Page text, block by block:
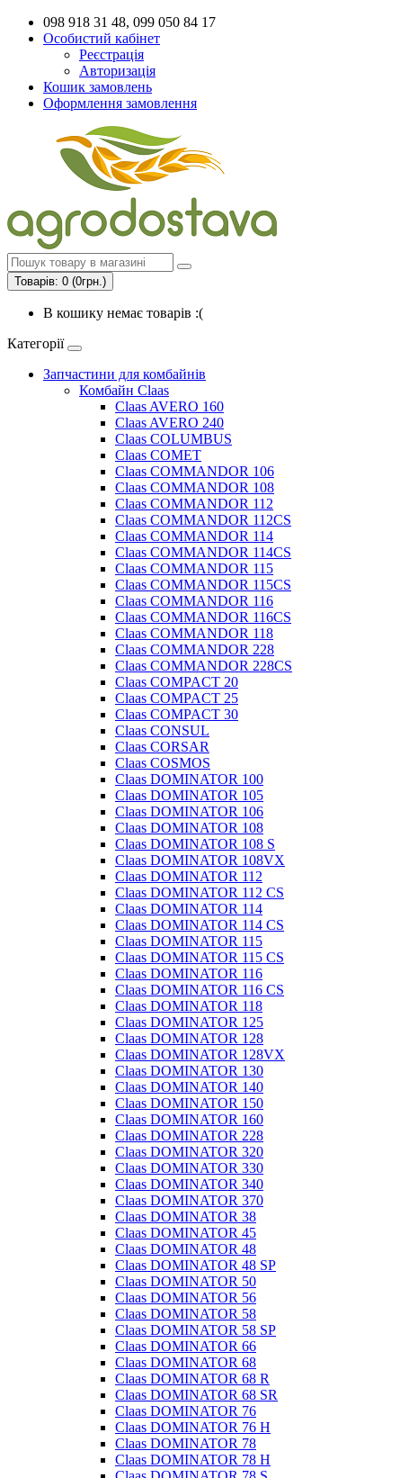
098 918 31 48, 099 050 84 17
Особистий кабінет
Реєстрація
Авторизація
Кошик замовлень
Оформлення замовлення
Товарів: 0 (0грн.)
В кошику немає товарів :(
Категорії
Запчастини для комбайнів
Комбайн Claas
Claas AVERO 160
Claas AVERO 240
Claas COLUMBUS
Claas COMET
Claas COMMANDOR 106
Claas COMMANDOR 108
Claas COMMANDOR 112
Claas COMMANDOR 112CS
Claas COMMANDOR 114
Claas COMMANDOR 114CS
Claas COMMANDOR 115
Claas COMMANDOR 115CS
Claas COMMANDOR 116
Claas COMMANDOR 116CS
Claas COMMANDOR 118
Claas COMMANDOR 228
Claas COMMANDOR 228CS
Claas COMPACT 20
Claas COMPACT 25
Claas COMPACT 30
Claas CONSUL
Claas CORSAR
Claas COSMOS
Claas DOMINATOR 100
Claas DOMINATOR 105
Claas DOMINATOR 106
Claas DOMINATOR 108
Claas DOMINATOR 108 S
Claas DOMINATOR 108VX
Claas DOMINATOR 112
Claas DOMINATOR 112 CS
Claas DOMINATOR 114
Claas DOMINATOR 114 CS
Claas DOMINATOR 115
Claas DOMINATOR 115 CS
Claas DOMINATOR 116
Claas DOMINATOR 116 CS
Claas DOMINATOR 118
Claas DOMINATOR 125
Claas DOMINATOR 128
Claas DOMINATOR 128VX
Claas DOMINATOR 130
Claas DOMINATOR 140
Claas DOMINATOR 150
Claas DOMINATOR 160
Claas DOMINATOR 228
Claas DOMINATOR 320
Claas DOMINATOR 330
Claas DOMINATOR 340
Claas DOMINATOR 370
Claas DOMINATOR 38
Claas DOMINATOR 45
Claas DOMINATOR 48
Claas DOMINATOR 48 SP
Claas DOMINATOR 50
Claas DOMINATOR 56
Claas DOMINATOR 58
Claas DOMINATOR 58 SP
Claas DOMINATOR 66
Claas DOMINATOR 68
Claas DOMINATOR 68 R
Claas DOMINATOR 68 SR
Claas DOMINATOR 76
Claas DOMINATOR 76 H
Claas DOMINATOR 78
Claas DOMINATOR 78 H